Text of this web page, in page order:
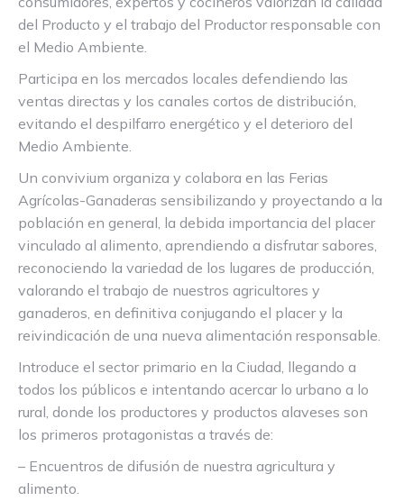
del Producto y el trabajo del Productor responsable con
el Medio Ambiente.
Participa en los mercados locales defendiendo las
ventas directas y los canales cortos de distribución,
evitando el despilfarro energético y el deterioro del
Medio Ambiente.
Un convivium organiza y colabora en las Ferias
Agrícolas-Ganaderas sensibilizando y proyectando a la
población en general, la debida importancia del placer
vinculado al alimento, aprendiendo a disfrutar sabores,
reconociendo la variedad de los lugares de producción,
valorando el trabajo de nuestros agricultores y
ganaderos, en definitiva conjugando el placer y la
reivindicación de una nueva alimentación responsable.
Introduce el sector primario en la Ciudad, llegando a
todos los públicos e intentando acercar lo urbano a lo
rural, donde los productores y productos alaveses son
los primeros protagonistas a través de:
– Encuentros de difusión de nuestra agricultura y
alimento.